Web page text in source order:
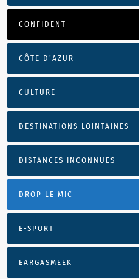
CONFIDENT
CÔTE D’AZUR
CULTURE
DESTINATIONS LOINTAINES
DISTANCES INCONNUES
DROP LE MIC
E-SPORT
EARGASMEEK